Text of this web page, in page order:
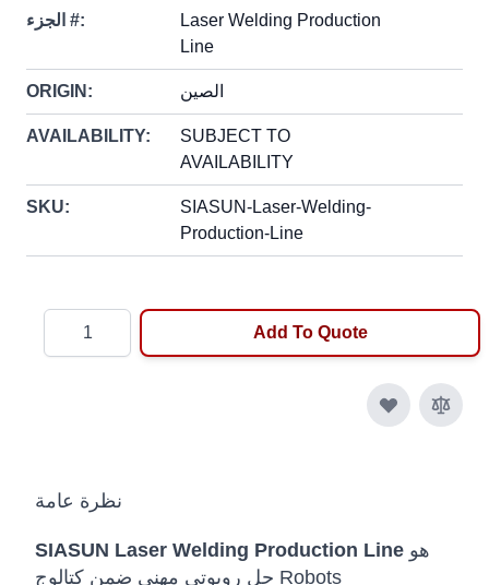
الجزء #:
Laser Welding Production
Line
ORIGIN: الصين
AVAILABILITY:
SUBJECT TO
AVAILABILITY
SKU:
SIASUN-Laser-Welding-
Production-Line
Add To Quote
نظرة عامة
SIASUN Laser Welding Production Line
حل روبوتي مهني ضمن كتالوج Robots